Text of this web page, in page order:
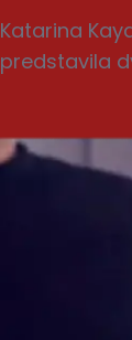
Katarina
predstavila